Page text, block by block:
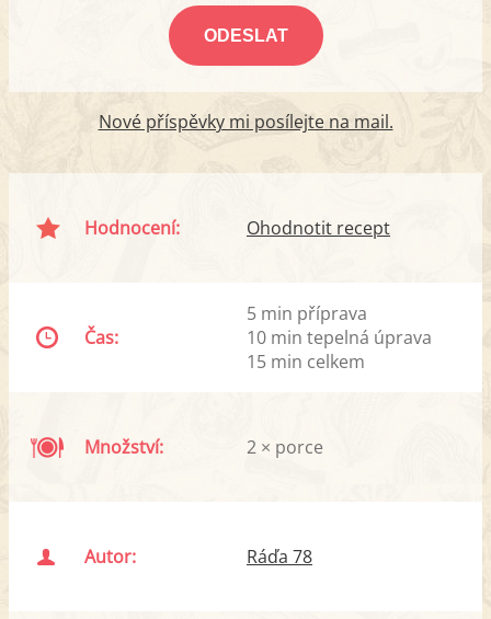
Nové příspěvky mi posílejte na mail.
Hodnocení: Ohodnotit recept
Čas:
5 min příprava
10 min tepelná úprava
15 min celkem
Množství: 2 × porce
Autor: Ráďa 78